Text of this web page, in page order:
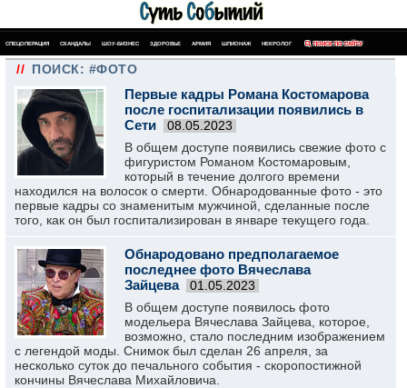
СПЕЦОПЕРАЦИЯ СКАНДАЛЫ ШОУ-БИЗНЕС ЗДОРОВЬЕ АРМИЯ ШПИОНАЖ НЕКРОЛОГ ПОИСК ПО САЙТУ
// ПОИСК: #ФОТО
Первые кадры Романа Костомарова
после госпитализации появились в
Сети
08.05.2023
В общем доступе появились свежие фото с
фигуристом Романом Костомаровым,
который в течение долгого времени
находился на волосок о смерти. Обнародованные фото - это
первые кадры со знаменитым мужчиной, сделанные после
того, как он был госпитализирован в январе текущего года.
Обнародовано предполагаемое
последнее фото Вячеслава
Зайцева
01.05.2023
В общем доступе появилось фото
модельера Вячеслава Зайцева, которое,
возможно, стало последним изображением
с легендой моды. Снимок был сделан 26 апреля, за
несколько суток до печального события - скоропостижной
кончины Вячеслава Михайловича.